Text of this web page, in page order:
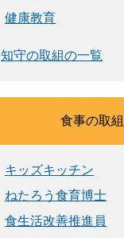
健康教育
知守の取組の一覧
食事の取組
キッズキッチン
ねたろう食育博士
食生活改善推進員